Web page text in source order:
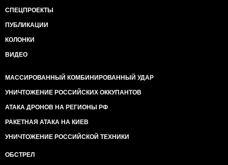
СПЕЦПРОЕКТЫ
ПУБЛИКАЦИИ
КОЛОНКИ
ВИДЕО
МАССИРОВАННЫЙ КОМБИНИРОВАННЫЙ УДАР
УНИЧТОЖЕНИЕ РОССИЙСКИХ ОККУПАНТОВ
АТАКА ДРОНОВ НА РЕГИОНЫ РФ
РАКЕТНАЯ АТАКА НА КИЕВ
УНИЧТОЖЕНИЕ РОССИЙСКОЙ ТЕХНИКИ
ОБСТРЕЛ